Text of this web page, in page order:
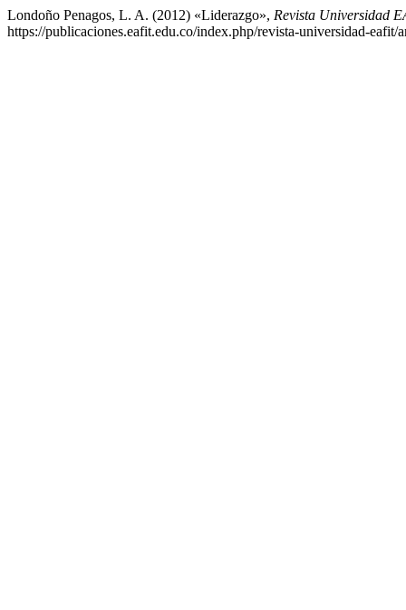
Londoño Penagos, L. A. (2012) «Liderazgo», Revista Universidad
https://publicaciones.eafit.edu.co/index.php/revista-universidad-